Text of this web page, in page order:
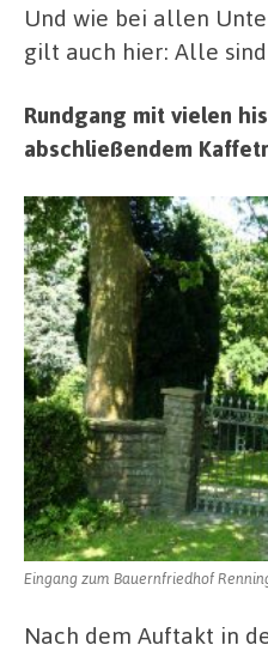
Und wie bei allen
gilt auch hier: Alle
Rundgang mit vielen
abschließendem
Eingang zum Bauernfriedhof
Nach dem Auftakt in